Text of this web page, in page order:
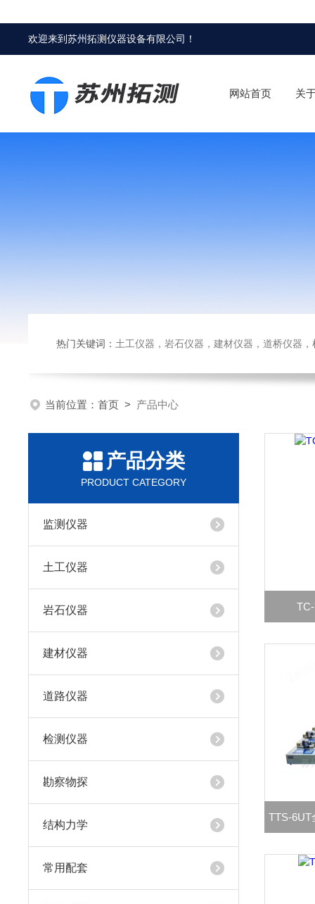
欢迎来到苏州拓测仪器设备有限公司 ！
网站首页 关
热门关键词： 土工仪器，岩石仪器，建材仪器，道桥仪器，检测
当前位置： 首页 > 产品中心
产品分类
PRODUCT CATEGORY
监测仪器
土工仪器
岩石仪器
建材仪器
道路仪器
检测仪器
勘察物探
结构力学
常用配套
TTS-6UT